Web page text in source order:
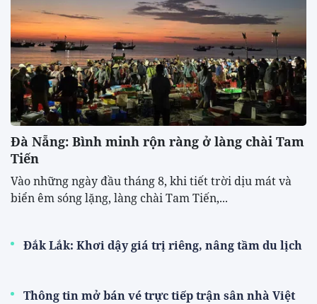
Đà Nẵng: Bình minh rộn ràng ở làng chài Tam
Tiến
Vào những ngày đầu tháng 8, khi tiết trời dịu mát và
biển êm sóng lặng, làng chài Tam Tiến,...
Đắk Lắk: Khơi dậy giá trị riêng, nâng tầm du lịch
Thông tin mở bán vé trực tiếp trận sân nhà Việt